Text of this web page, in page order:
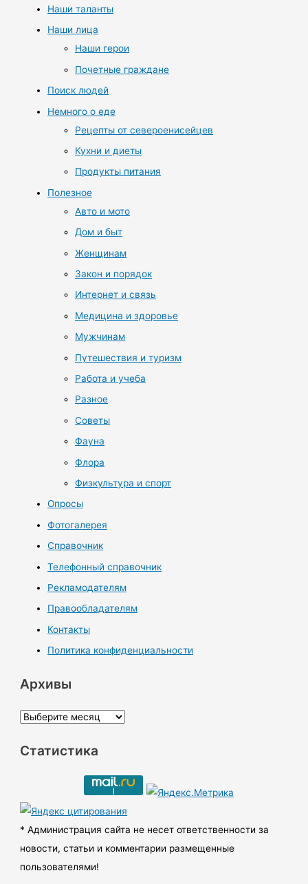
Наши таланты
Наши лица
Наши герои
Почетные граждане
Поиск людей
Немного о еде
Рецепты от североенисейцев
Кухни и диеты
Продукты питания
Полезное
Авто и мото
Дом и быт
Женщинам
Закон и порядок
Интернет и связь
Медицина и здоровье
Мужчинам
Путешествия и туризм
Работа и учеба
Разное
Советы
Фауна
Флора
Физкультура и спорт
Опросы
Фотогалерея
Справочник
Телефонный справочник
Рекламодателям
Правообладателям
Контакты
Политика конфиденциальности
Архивы
А
х
ы
Статистика
* Администрация сайта не несет ответственности за
новости, статьи и комментарии размещенные
пользователями!